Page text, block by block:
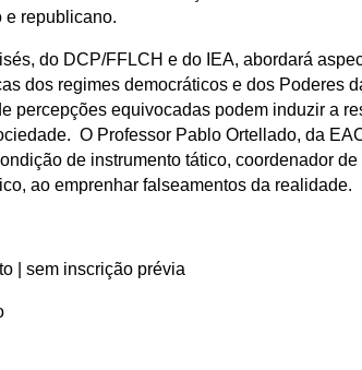
e republicano.
do DCP/FFLCH e do IEA, abordará
dos regimes democráticos e dos Poderes
percepções equivocadas podem induzir a
O Professor Pablo Ortellado, da
de instrumento tático, coordenador
ao emprenhar falseamentos da realidade.
| sem inscrição prévia